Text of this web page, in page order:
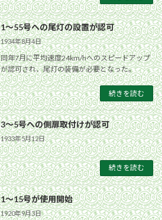
1〜55号への尾灯の設置が認可
1934年8月4日
同年7月に平均速度24km/hへのスピードアップ
が認可され、尾灯の装備が必要となった。
続きを読む
3〜5号への側扉取付けが認可
1933年5月12日
続きを読む
1〜15号が使用開始
1920年9月3日